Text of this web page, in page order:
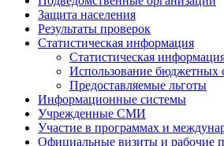
Защита населения
Результаты проверок
Статистическая информация
Статистическая
Использование бюджетных
Предоставляемые льготы
Информационные системы
Учрежденные СМИ
Участие в программах и
Официальные визиты и рабочие